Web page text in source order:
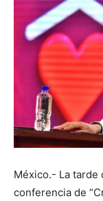
México.- La tarde
conferencia de